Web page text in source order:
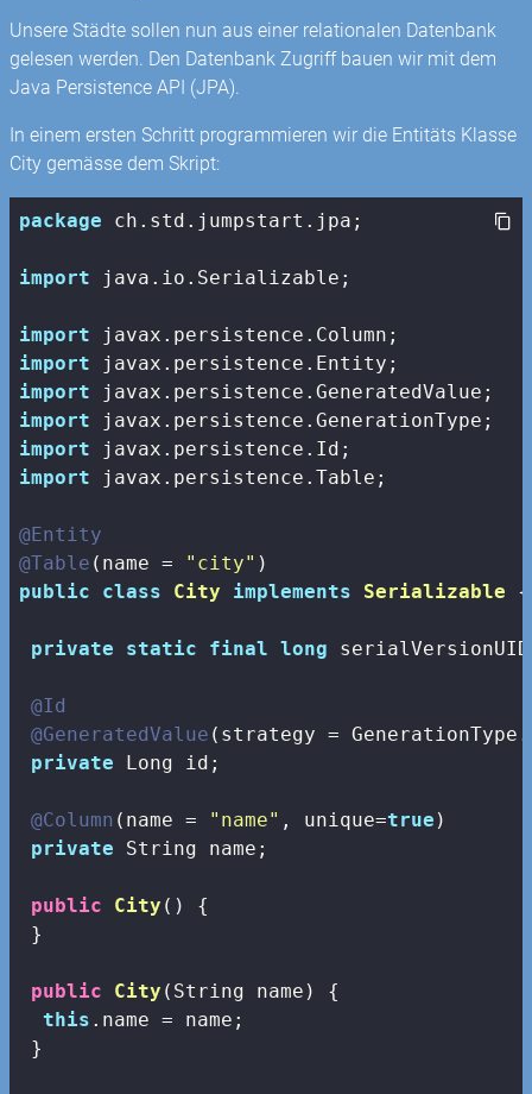
Unsere Städte sollen nun aus einer relationalen Datenbank
gelesen werden. Den Datenbank Zugriff bauen wir mit dem
Java Persistence API (JPA).
In einem ersten Schritt programmieren wir die Entitäts Klasse
City gemässe dem Skript:
package ch.std.jumpstart.jpa;
import java.io.Serializable;
import
import
import
import
import
import javax.persistence.Table;
@Entity
@Table (name = "city"
public
class City implements Serializable {
private static final long
@Id
@GeneratedValue (strategy =
private Long id;
@Column (name = "name" , unique=true )
private String name;
public City ()
{
}
public City (String name)
{
this .name = name;
}